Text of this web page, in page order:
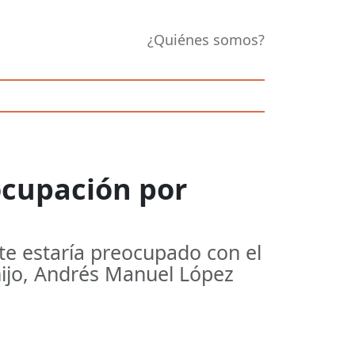
¿Quiénes somos?
por
estaría preocupado con el
Andrés Manuel López